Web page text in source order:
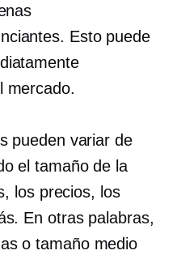
Esto puede
mercado.
pueden variar de
el tamaño de la
los precios, los
En otras palabras,
otamaño medio